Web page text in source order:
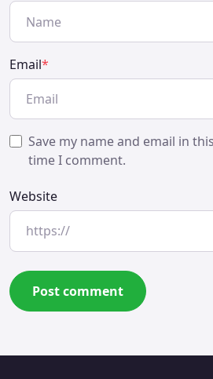
Email*
Save my name and email in
time I comment.
Website